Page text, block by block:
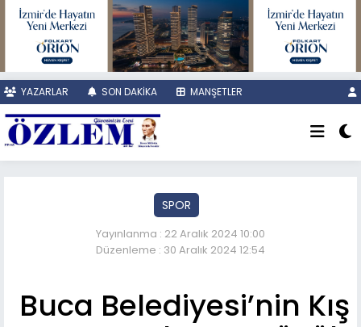
YAZARLAR SON DAKİKA MANŞETLER
SPOR
Yayınlanma : 22 Aralık 2024 10:00
Düzenleme : 30 Aralık 2024 12:54
Buca Belediyesi’nin Kış